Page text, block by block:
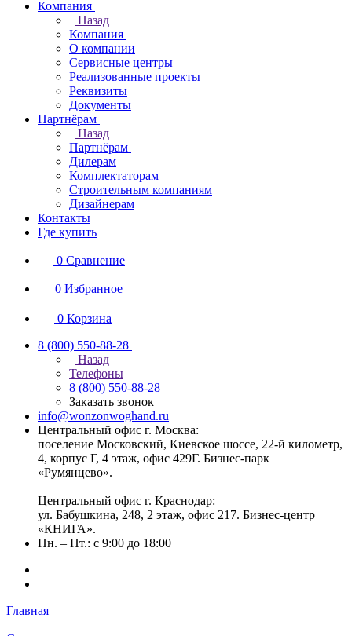
Компания
Назад
Компания
О компании
Сервисные центры
Реализованные проекты
Реквизиты
Документы
Партнёрам
Назад
Партнёрам
Дилерам
Комплектаторам
Строительным компаниям
Дизайнерам
Контакты
Где купить
0 Сравнение
0 Избранное
0 Корзина
8 (800) 550-88-28
Назад
Телефоны
8 (800) 550-88-28
Заказать звонок
info@wonzonwoghand.ru
Центральный офис г. Москва:
поселение Московский, Киевское шоссе, 22-й километр,
4, корпус Г, 4 этаж, офис 429Г. Бизнес-парк
«Румянцево».
Центральный офис г. Краснодар:
ул. Бабушкина, 248, 2 этаж, офис 217. Бизнес-центр
«КНИГА».
Пн. – Пт.: с 9:00 до 18:00
Главная